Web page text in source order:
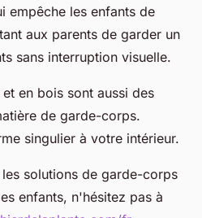
empêche les enfants de
aux parents de garder un
sans interruption visuelle.
en bois sont aussi des
de garde-corps.
singulier à votre intérieur.
solutions de garde-corps
enfants, n'hésitez pas à